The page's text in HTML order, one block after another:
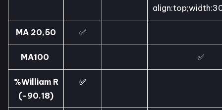
MA 20,50 ✅
MA100 ✅
%William R
(-90.18)
✅